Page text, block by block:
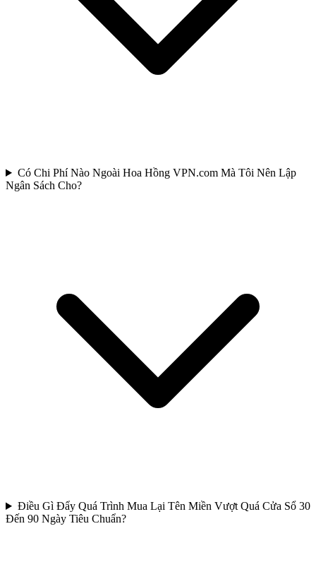
Có Chi Phí Nào Ngoài Hoa Hồng VPN.com Mà Tôi Nên Lập
Ngân Sách Cho?
Điều Gì Đẩy Quá Trình Mua Lại Tên Miền Vượt Quá Cửa Sổ 30
Đến 90 Ngày Tiêu Chuẩn?